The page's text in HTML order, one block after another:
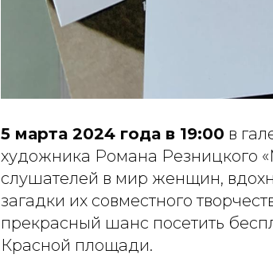
5 марта 2024 года в 19:00 в
художника Романа Резницкого
слушателей в мир женщин,
загадки их совместного
прекрасный шанс посетить
Красной площади.